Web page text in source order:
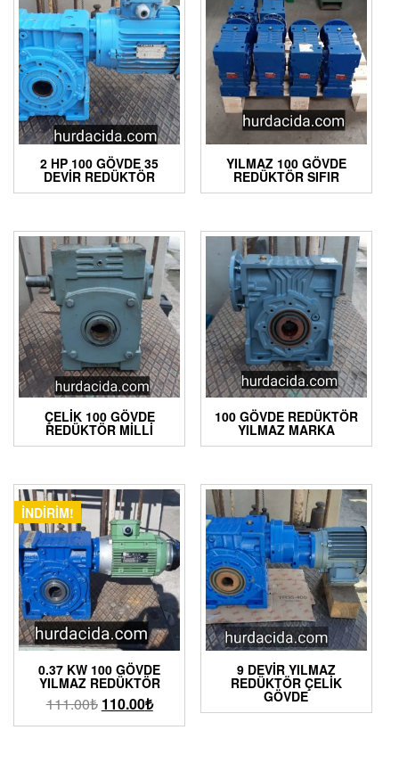
2 HP 100 GÖVDE 35
DEVIR REDÜKTÖR
YILMAZ 100 GÖVDE
REDÜKTÖR SIFIR
ÇELIK 100 GÖVDE
REDÜKTÖR MILLI
100 GÖVDE REDÜKTÖR
YILMAZ MARKA
İNDIRIM!
0.37 KW 100 GÖVDE
YILMAZ REDÜKTÖR
111.00₺ 110.00₺
9 DEVIR YILMAZ
REDÜKTÖR ÇELIK
GÖVDE